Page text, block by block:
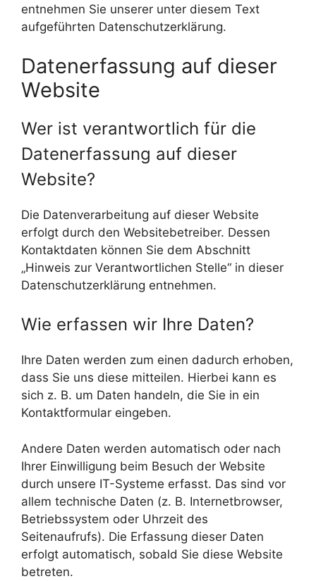
entnehmen Sie unserer unter diesem Text
aufgeführten Datenschutzerklärung.
Datenerfassung auf dieser
Website
Wer ist verantwortlich für die
Datenerfassung auf dieser
Website?
Die Datenverarbeitung auf dieser Website
erfolgt durch den Websitebetreiber. Dessen
Kontaktdaten können Sie dem Abschnitt
„Hinweis zur Verantwortlichen Stelle“ in dieser
Datenschutzerklärung entnehmen.
Wie erfassen wir Ihre Daten?
Ihre Daten werden zum einen dadurch erhoben,
dass Sie uns diese mitteilen. Hierbei kann es
sich z. B. um Daten handeln, die Sie in ein
Kontaktformular eingeben.
Andere Daten werden automatisch oder nach
Ihrer Einwilligung beim Besuch der Website
durch unsere IT-Systeme erfasst. Das sind vor
allem technische Daten (z. B. Internetbrowser,
Betriebssystem oder Uhrzeit des
Seitenaufrufs). Die Erfassung dieser Daten
erfolgt automatisch, sobald Sie diese Website
betreten.